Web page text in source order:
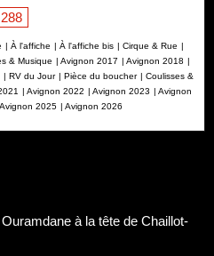
288
| À l'affiche | À l'affiche bis | Cirque & Rue |
& Musique | Avignon 2017 | Avignon 2018 |
| RV du Jour | Pièce du boucher | Coulisses &
| Avignon 2022 | Avignon 2023 | Avignon
Avignon 2025 | Avignon 2026
à la tête de Chaillot-
à la direction du Phénix,
Métropole